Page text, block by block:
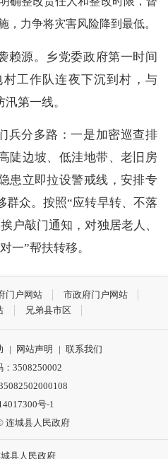
，力争将灾害风险降到最低。
赖源。乡党委政府第一时间
工作队连夜下沉到村，与
第一线。
兵分多路：一是加密巡查排
陡边坡、低洼地带、老旧房
患立即拉设警戒线，安排专
群众。按照“应转早转、不落
户敲门通知，对独居老人、
一”帮扶转移。
门户网站
市政府门户网站
兄弟县市区
| 网站声明 | 联系我们
：3508250002
号-1
连城县人民政府
县人民政府